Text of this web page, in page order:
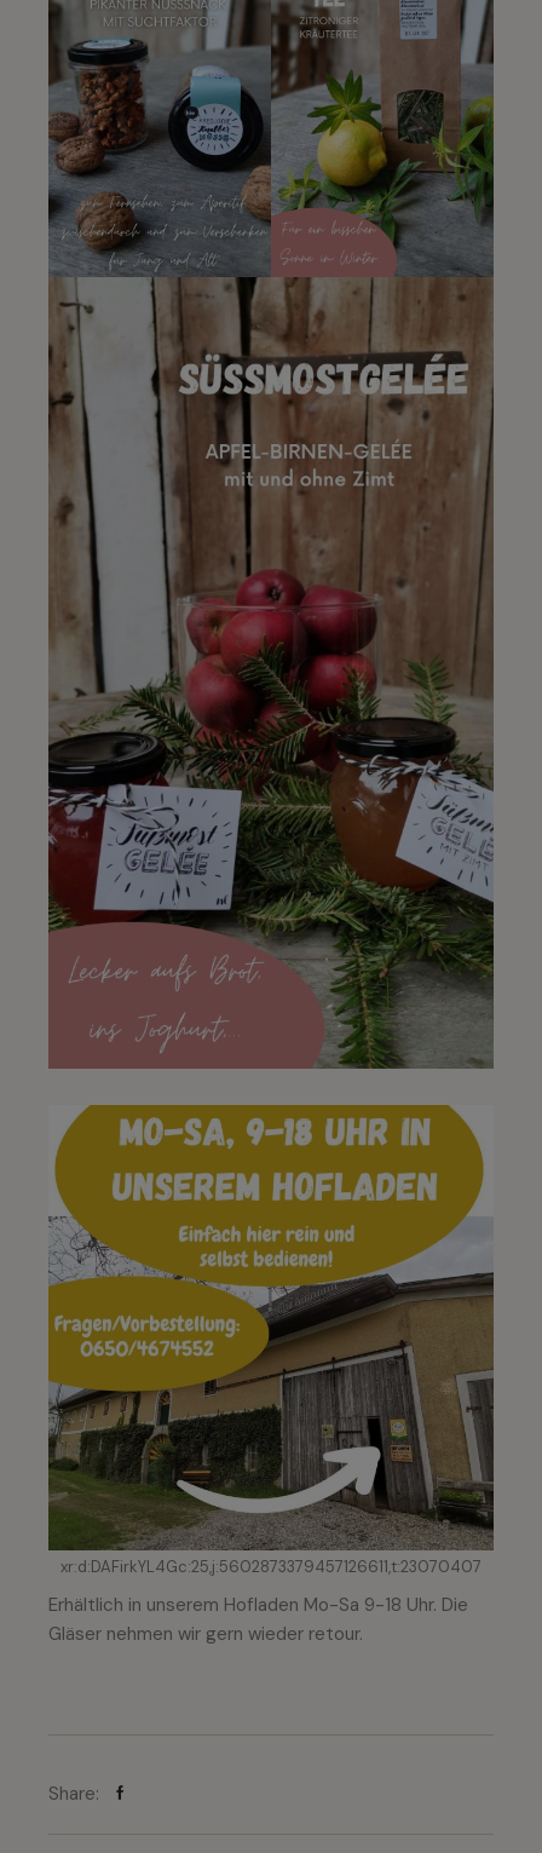
xr:d:DAFirkYL4Gc:25,j:5602873379457126611,t:23070407
Erhältlich in unserem Hofladen Mo-Sa 9-18 Uhr. Die
Gläser nehmen wir gern wieder retour.
Share: